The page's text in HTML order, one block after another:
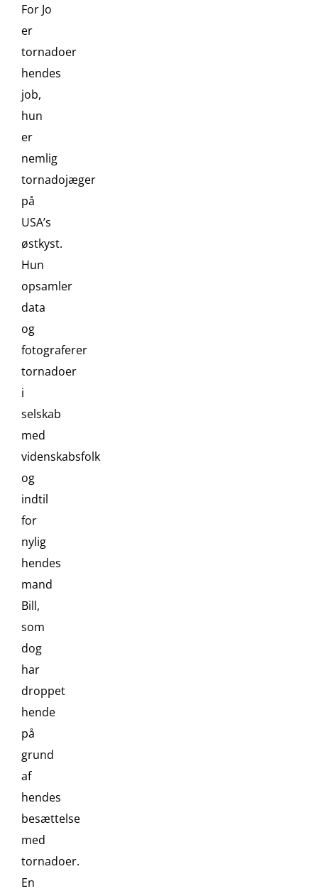
For Jo
er
tornadoer
hendes
job,
hun
er
nemlig
tornadojæger
på
USA’s
østkyst.
Hun
opsamler
data
og
fotograferer
tornadoer
i
selskab
med
videnskabsfolk
og
indtil
for
nylig
hendes
mand
Bill,
som
dog
har
droppet
hende
på
grund
af
hendes
besættelse
med
tornadoer.
En